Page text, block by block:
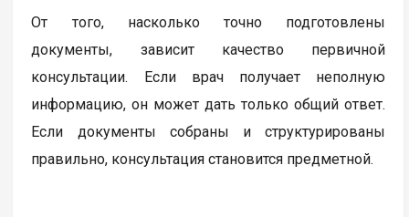
От того, насколько точно подготовлены
документы, зависит качество первичной
консультации. Если врач получает неполную
информацию, он может дать только общий ответ.
Если документы собраны и структурированы
правильно, консультация становится предметной.